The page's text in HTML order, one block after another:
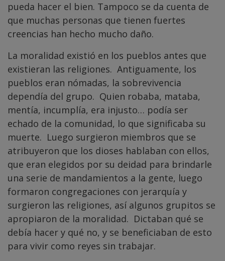
pueda hacer el bien. Tampoco se da cuenta de
que muchas personas que tienen fuertes
creencias han hecho mucho daño.
La moralidad existió en los pueblos antes que
existieran las religiones. Antiguamente, los
pueblos eran nómadas, la sobrevivencia
dependía del grupo. Quien robaba, mataba,
mentía, incumplía, era injusto… podía ser
echado de la comunidad, lo que significaba su
muerte. Luego surgieron miembros que se
atribuyeron que los dioses hablaban con ellos,
que eran elegidos por su deidad para brindarle
una serie de mandamientos a la gente, luego
formaron congregaciones con jerarquía y
surgieron las religiones, así algunos grupitos se
apropiaron de la moralidad. Dictaban qué se
debía hacer y qué no, y se beneficiaban de esto
para vivir como reyes sin trabajar.